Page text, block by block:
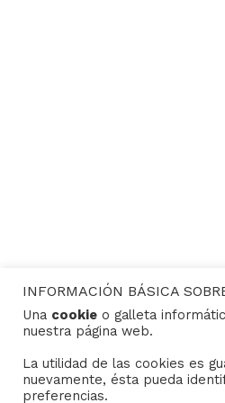
CONTACTO
Consejo General de
INFORMACIÓN BÁSICA
Una cookie o galleta
nuestra página web.
La utilidad de las cookies es
nuevamente, ésta pueda
preferencias.